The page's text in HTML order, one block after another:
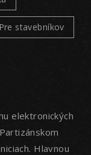
Pre stavebníkov
elektronických
Hlavnou